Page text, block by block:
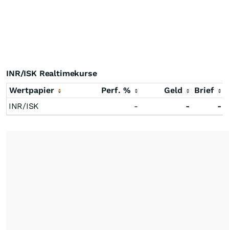
INR/ISK Realtimekurse
Wertpapier
Perf. % Geld
Brief
INR/ISK
- - -